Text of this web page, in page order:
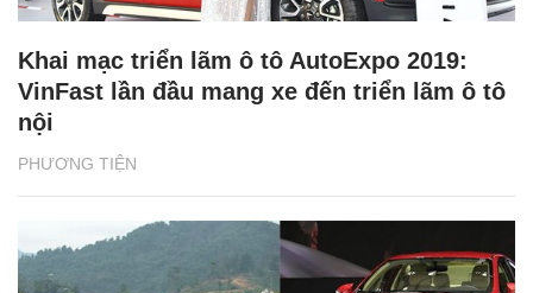
PHƯƠNG TIỆN
Khai mạc triển lãm ô tô AutoExpo 2019:
VinFast lần đầu mang xe đến triển lãm ô tô
nội